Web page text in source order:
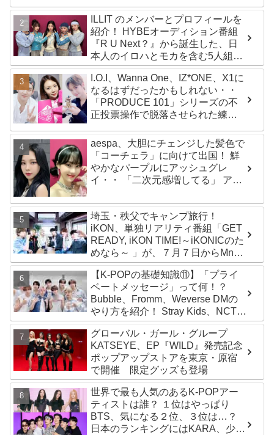
ILLIT のメンバーとプロフィールを
紹介！ HYBEオーディション番組
『R U Next？』から誕生した、日
本人のイロハとモカを含む5人組ガ
ールズグループ！ デビュー曲
「Magnetic」がいきなりの大ヒッ
ト
I.O.I、Wanna One、IZ*ONE、X1に
なるはずだったかもしれない・・
「PRODUCE 101」シリーズの不
正投票操作で脱落させられた練習
aespa、大胆にチェンジした髪色で
「コーチェラ」に向けて出国！ 鮮
やかなパープルにアッシュグレ
イ・・ 「二次元感増してる」 アバ
埼玉・秩父でキャンプ旅行！
iKON、単独リアリティ番組「GET
READY, iKON TIME!～iKONICのた
めなら～ 」が、７月７日からMnet
で放送・配信スタート
【K-POPの基礎知識⑪】「プライ
ベートメッセージ」って何！？
Bubble、Fromm、Weverse DMの
やり方を紹介！ Stray Kids、NCT、
ATEEZ、IVE、aespa、＆TEAM…
推しと直接チャットができる
グローバル・ガール・グループ
KATSEYE、EP『WILD』発売記念
ポップアップストアを東京・原宿
で開催 限定グッズも登場
世界で最も人気のあるK-POPアー
ティストは誰？ １位はやっぱり
BTS、気になる２位、３位は…？
日本のランキングにはKARA、少女